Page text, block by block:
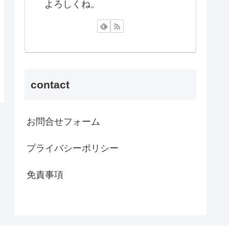
よろしくね。
contact
お問合せフォーム
プライバシーポリシー
免責事項